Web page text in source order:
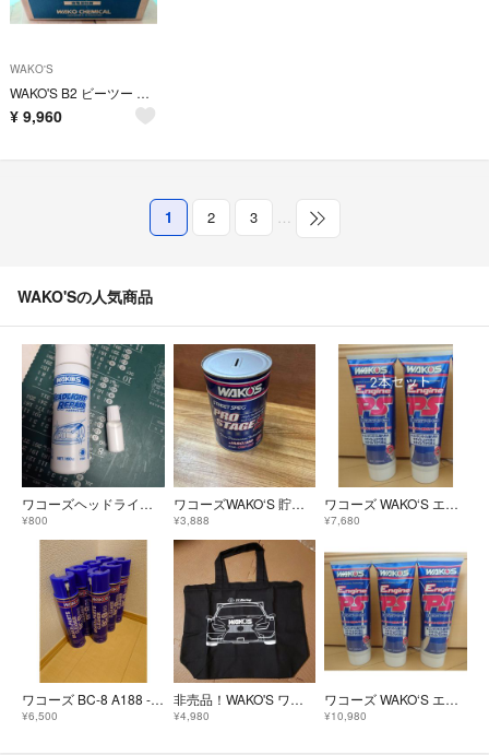
WAKO'S
WAKO'S B2 ビーツー 充電活性剤 カーバッテリー用 V293 24本
¥ 9,960
1 2 3 …
WAKO'Sの人気商品
ワコーズヘッドライトリペア10g
¥800
ワコーズWAKO‘S 貯金箱
¥3,888
ワコーズ WAKO‘S エンジンパワーシールド EPS 2本
¥7,680
ワコーズ BC-8 A188 - 7本セット
¥6,500
非売品！WAKO'S ワコーズ トートバッグ スーパーGT RC-F ブラック
¥4,980
ワコーズ WAKO‘S エンジンパワーシールド EPS 3本
¥10,980